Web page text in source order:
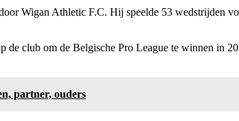
Wigan Athletic F.C. Hij speelde 53 wedstrijden
de club om de Belgische Pro League te winnen in
partner, ouders